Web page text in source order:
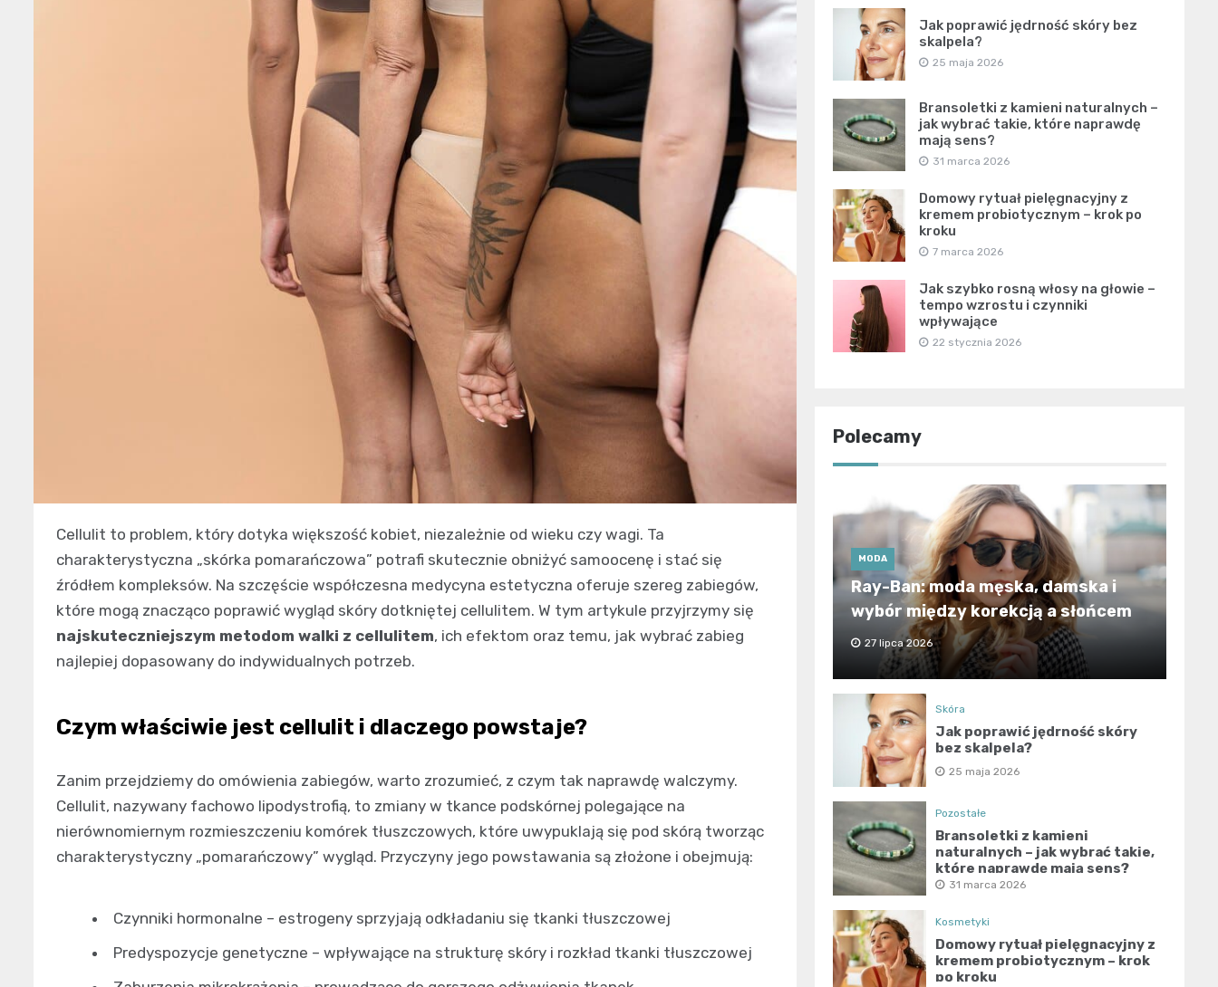
Cellulit to problem, który dotyka większość kobiet, niezależnie od wieku czy wagi. Ta
charakterystyczna „skórka pomarańczowa” potrafi skutecznie obniżyć samoocenę i stać się
źródłem kompleksów. Na szczęście współczesna medycyna estetyczna oferuje szereg zabiegów,
które mogą znacząco poprawić wygląd skóry dotkniętej cellulitem. W tym artykule przyjrzymy się
najskuteczniejszym metodom walki z cellulitem, ich efektom oraz temu, jak wybrać zabieg
najlepiej dopasowany do indywidualnych potrzeb.
Czym właściwie jest cellulit i dlaczego powstaje?
Zanim przejdziemy do omówienia zabiegów, warto zrozumieć, z czym tak naprawdę walczymy.
Cellulit, nazywany fachowo lipodystrofią, to zmiany w tkance podskórnej polegające na
nierównomiernym rozmieszczeniu komórek tłuszczowych, które uwypuklają się pod skórą tworząc
charakterystyczny „pomarańczowy” wygląd. Przyczyny jego powstawania są złożone i obejmują:
Czynniki hormonalne – estrogeny sprzyjają odkładaniu się tkanki tłuszczowej
Predyspozycje genetyczne – wpływające na strukturę skóry i rozkład tkanki tłuszczowej
Jak poprawić jędrność skóry bez
skalpela?
25 maja 2026
Bransoletki z kamieni naturalnych –
jak wybrać takie, które naprawdę
mają sens?
31 marca 2026
Domowy rytuał pielęgnacyjny z
kremem probiotycznym – krok po
kroku
7 marca 2026
Jak szybko rosną włosy na głowie –
tempo wzrostu i czynniki
wpływające
22 stycznia 2026
Polecamy
MODA
Ray-Ban: moda męska, damska i
wybór między korekcją a słońcem
27 lipca 2026
Skóra
Jak poprawić jędrność skóry
bez skalpela?
25 maja 2026
Pozostałe
Bransoletki z kamieni
naturalnych – jak wybrać takie,
które naprawdę mają sens?
31 marca 2026
Kosmetyki
Domowy rytuał pielęgnacyjny z
kremem probiotycznym – krok
po kroku